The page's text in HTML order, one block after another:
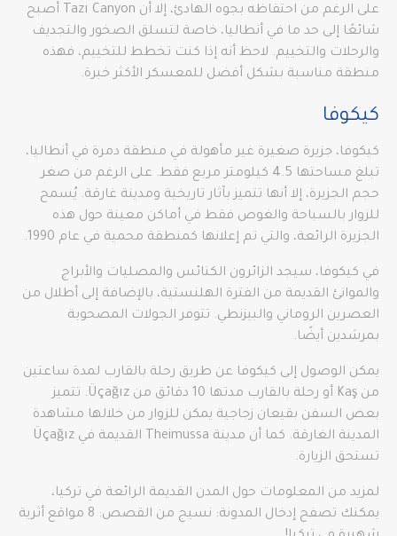
على الرغم من احتفاظه بجوه الهادئ، إلا أن Tazı Canyon أصبح
شائعًا إلى حد ما في أنطاليا، خاصة لتسلق الصخور والتجديف
والرحلات والتخييم. لاحظ أنه إذا كنت تخطط للتخييم، فهذه
منطقة مناسبة بشكل أفضل للمعسكر الأكثر خبرة.
كيكوفا
كيكوفا، جزيرة صغيرة غير مأهولة في منطقة دمرة في أنطاليا،
تبلغ مساحتها 4.5 كيلومتر مربع فقط. على الرغم من صغر
حجم الجزيرة، إلا أنها تتميز بآثار تاريخية ومدينة غارقة. يُسمح
للزوار بالسباحة والغوص فقط في أماكن معينة حول هذه
الجزيرة الرائعة، والتي تم إعلانها كمنطقة محمية في عام 1990.
في كيكوفا، سيجد الزائرون الكنائس والمصليات والأبراج
والموانئ القديمة من الفترة الهلنستية، بالإضافة إلى أطلال من
العصرين الروماني والبيزنطي. تتوفر الجولات المصحوبة
بمرشدين أيضًا.
يمكن الوصول إلى كيكوفا عن طريق رحلة بالقارب لمدة ساعتين
من Kaş أو رحلة بالقارب مدتها 10 دقائق من Üçağız. تتميز
بعض السفن بقيعان زجاجية يمكن للزوار من خلالها مشاهدة
المدينة الغارقة. كما أن مدينة Theimussa القديمة في Üçağız
تستحق الزيارة.
لمزيد من المعلومات حول المدن القديمة الرائعة في تركيا،
يمكنك تصفح إدخال المدونة: نسيج من القصص: 8 مواقع أثرية